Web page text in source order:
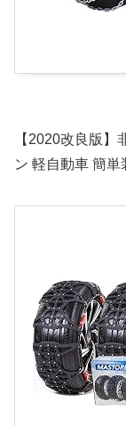
【2020改良版
ン 軽自動車 簡